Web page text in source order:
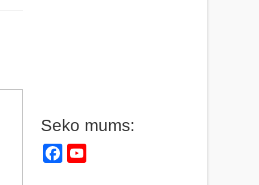
Seko mums:
Facebook